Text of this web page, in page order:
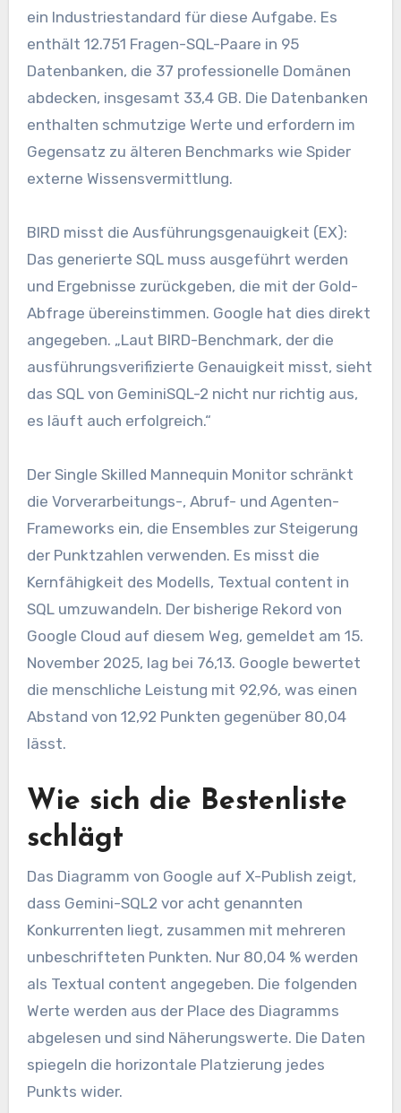
ein Industriestandard für diese Aufgabe. Es
enthält 12.751 Fragen-SQL-Paare in 95
Datenbanken, die 37 professionelle Domänen
abdecken, insgesamt 33,4 GB. Die Datenbanken
enthalten schmutzige Werte und erfordern im
Gegensatz zu älteren Benchmarks wie Spider
externe Wissensvermittlung.
BIRD misst die Ausführungsgenauigkeit (EX):
Das generierte SQL muss ausgeführt werden
und Ergebnisse zurückgeben, die mit der Gold-
Abfrage übereinstimmen. Google hat dies direkt
angegeben. „Laut BIRD-Benchmark, der die
ausführungsverifizierte Genauigkeit misst, sieht
das SQL von GeminiSQL-2 nicht nur richtig aus,
es läuft auch erfolgreich.“
Der Single Skilled Mannequin Monitor schränkt
die Vorverarbeitungs-, Abruf- und Agenten-
Frameworks ein, die Ensembles zur Steigerung
der Punktzahlen verwenden. Es misst die
Kernfähigkeit des Modells, Textual content in
SQL umzuwandeln. Der bisherige Rekord von
Google Cloud auf diesem Weg, gemeldet am 15.
November 2025, lag bei 76,13. Google bewertet
die menschliche Leistung mit 92,96, was einen
Abstand von 12,92 Punkten gegenüber 80,04
lässt.
Wie sich die Bestenliste
schlägt
Das Diagramm von Google auf X-Publish zeigt,
dass Gemini-SQL2 vor acht genannten
Konkurrenten liegt, zusammen mit mehreren
unbeschrifteten Punkten. Nur 80,04 % werden
als Textual content angegeben. Die folgenden
Werte werden aus der Place des Diagramms
abgelesen und sind Näherungswerte. Die Daten
spiegeln die horizontale Platzierung jedes
Punkts wider.